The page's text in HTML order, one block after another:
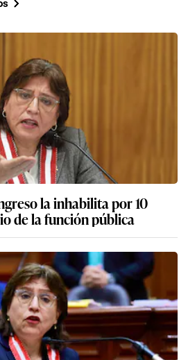
la inhabilita por 10
de la función pública